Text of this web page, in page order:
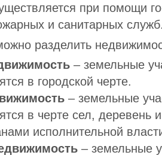
при помощи
и санитарных
разделить
– земельные
в городской черте.
– земельные
в черте сел, деревень
исполнительной
– земельные